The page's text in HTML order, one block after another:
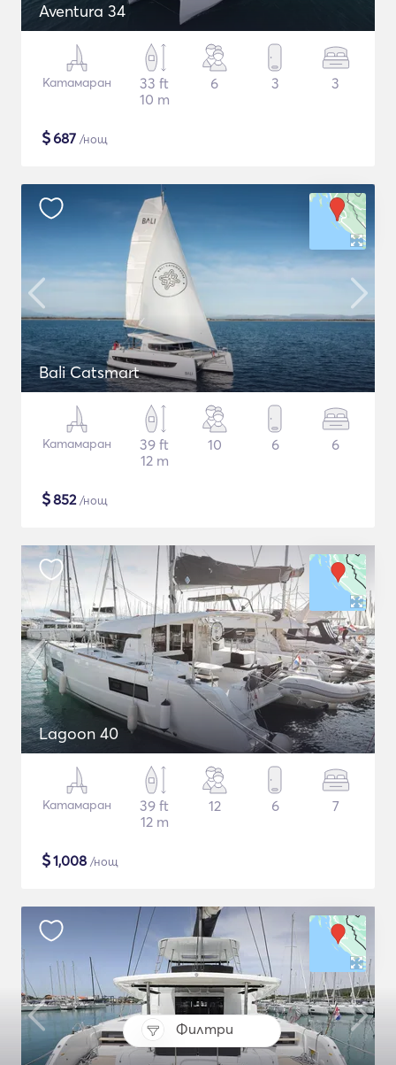
Филтри
Aventura 34
Катамаран
33 ft
10 m
6 3 3
$687 /нощ
Bali Catsmart
Катамаран
39 ft
12 m
10 6 6
$852/нощ
Lagoon 40
Катамаран
39 ft
12 m
12 6 7
$1,008 /нощ